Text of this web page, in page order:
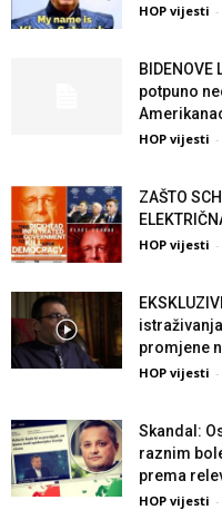
HOP vijesti -
potpuno
HOP vijesti -
ZAŠTO
HOP vijesti -
promjene
HOP vijesti -
Skandal:
raznim
prema
HOP vijesti -